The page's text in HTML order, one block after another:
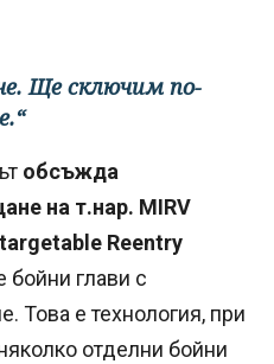
Ще сключим по-
обсъжда
на т.нар. MIRV
Reentry
глави с
Това е технология, при
отделни бойни